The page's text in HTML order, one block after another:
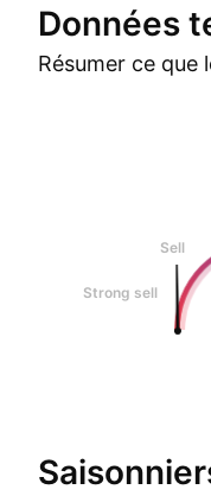
Données
Résumer ce que
Sell
Strong sell